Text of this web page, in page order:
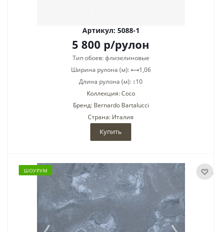
Артикул: 5088-1
5 800 р/рулон
Тип обоев: флизелиновые
Ширина рулона (м): ⟷1,06
Длина рулона (м): ↕10
Коллекция: Coco
Бренд: Bernardo Bartalucci
Страна: Италия
Купить
ШОУРУМ